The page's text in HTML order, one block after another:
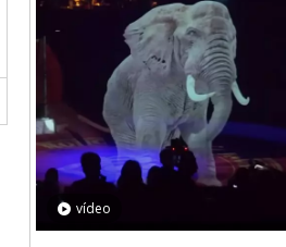
vídeo